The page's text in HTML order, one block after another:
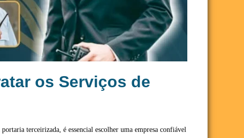
os Serviços de
terceirizada, é essencial escolher uma empresa confiável